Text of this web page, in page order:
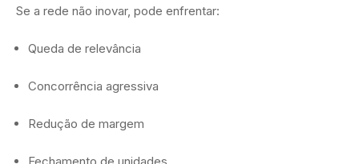
Se a rede não inovar, pode enfrentar:
Queda de relevância
Concorrência agressiva
Redução de margem